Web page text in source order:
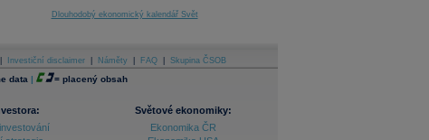
Dlouhodobý ekonomický kalendář Svět
Investiční disclaimer Náměty FAQ Skupina ČSOB
data | = placený obsah
Světové ekonomiky:
Ekonomika ČR